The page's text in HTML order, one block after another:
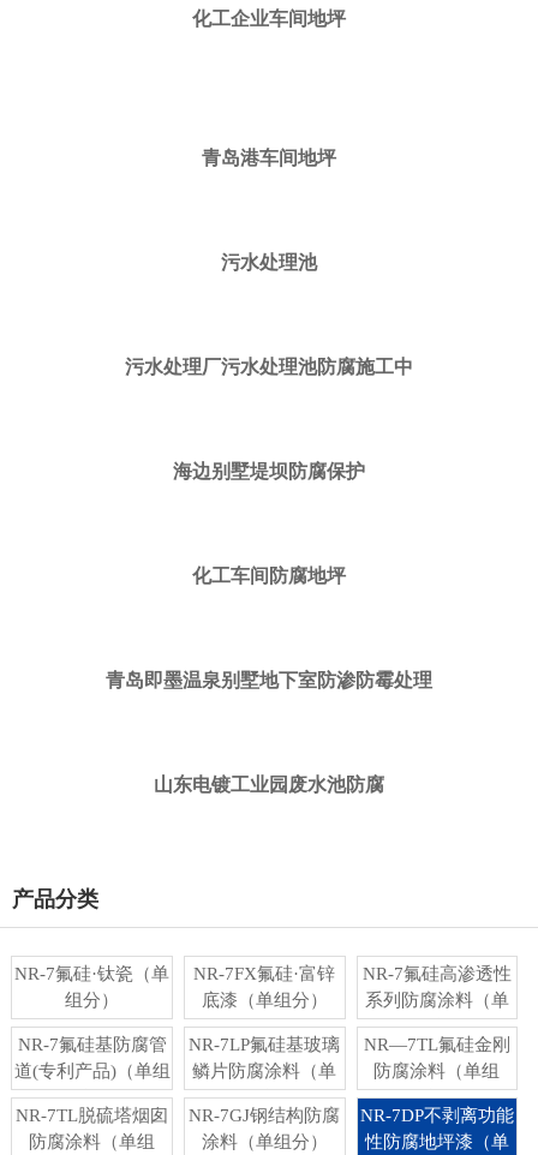
化工企业车间地坪
青岛港车间地坪
污水处理池
污水处理厂污水处理池防腐施工中
海边别墅堤坝防腐保护
化工车间防腐地坪
青岛即墨温泉别墅地下室防渗防霉处理
山东电镀工业园废水池防腐
产品分类
NR-7氟硅·钛瓷（单
组分）
NR-7FX氟硅·富锌
底漆（单组分）
NR-7氟硅高渗透性
系列防腐涂料（单
组分）
NR-7氟硅基防腐管
道(专利产品)（单组
分）
NR-7LP氟硅基玻璃
鳞片防腐涂料（单
组分）
NR—7TL氟硅金刚
防腐涂料（单组
分）
NR-7TL脱硫塔烟囱
防腐涂料（单组
NR-7GJ钢结构防腐
涂料（单组分）
NR-7DP不剥离功能
性防腐地坪漆（单